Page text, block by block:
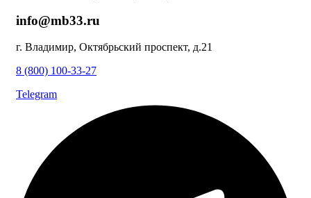
info@mb33.ru
г. Владимир, Октябрьский проспект, д.21
8 (800) 100-33-27
Telegram